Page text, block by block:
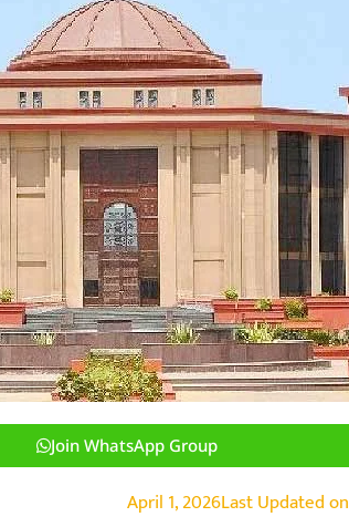
Join WhatsApp Group
April 1, 2026Last Updated on